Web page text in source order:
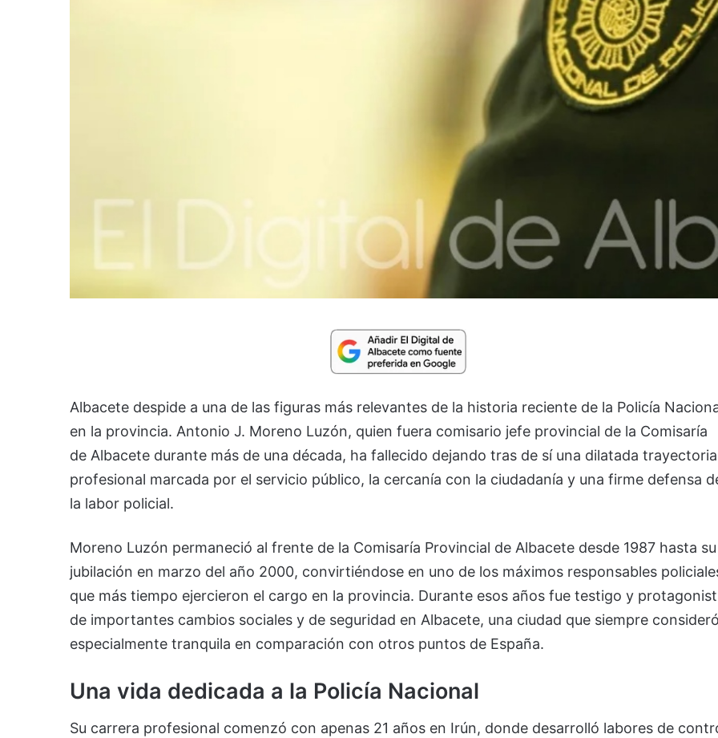
Albacete despide a una de las figuras más relevantes de la historia reciente de la Policía
en la provincia. Antonio J. Moreno Luzón, quien fuera comisario jefe provincial de la Comisaría
de Albacete durante más de una década, ha fallecido dejando tras de sí una dilatada trayectoria
profesional marcada por el servicio público, la cercanía con la ciudadanía y una firme defensa
la labor policial.
Moreno Luzón permaneció al frente de la Comisaría Provincial de Albacete desde 1987 hasta su
jubilación en marzo del año 2000, convirtiéndose en uno de los máximos responsables
que más tiempo ejercieron el cargo en la provincia. Durante esos años fue testigo y
de importantes cambios sociales y de seguridad en Albacete, una ciudad que siempre
especialmente tranquila en comparación con otros puntos de España.
Una vida dedicada a la Policía Nacional
Su carrera profesional comenzó con apenas 21 años en Irún, donde desarrolló labores de